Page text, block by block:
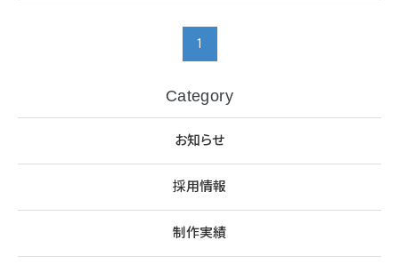
1
Category
お知らせ
採用情報
制作実績